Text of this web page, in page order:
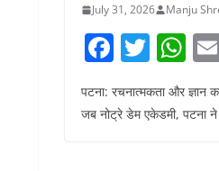
July 31, 2026 Manju
F
c
e
T
itt
W
at
पटना: रचनात्मकता और ज्ञान
जब नोट्रे डेम एकेडमी, पटना